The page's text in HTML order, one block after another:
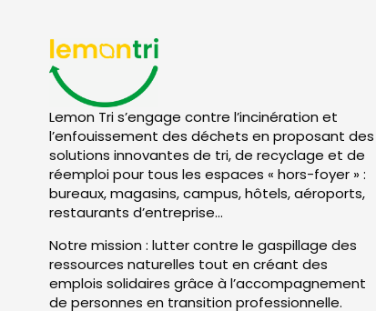
Lemon Tri s’engage contre l’incinération et
l’enfouissement des déchets en proposant des
solutions innovantes de tri, de recyclage et de
réemploi pour tous les espaces « hors-foyer » :
bureaux, magasins, campus, hôtels, aéroports,
restaurants d’entreprise…
Notre mission : lutter contre le gaspillage des
ressources naturelles tout en créant des
emplois solidaires grâce à l’accompagnement
de personnes en transition professionnelle.